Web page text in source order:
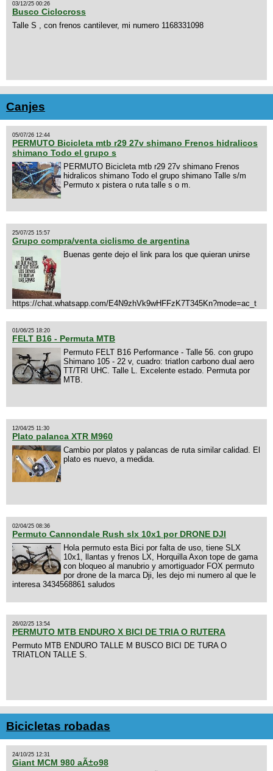
03/12/25 00:26
Busco Ciclocross
Talle S , con frenos cantilever, mi numero 1168331098
Canjes
05/07/26 12:44
PERMUTO Bicicleta mtb r29 27v shimano Frenos hidralicos
shimano Todo el grupo s
PERMUTO Bicicleta mtb r29 27v shimano Frenos
hidralicos shimano Todo el grupo shimano Talle s/m
Permuto x pistera o ruta talle s o m.
25/07/25 15:57
Grupo compra/venta ciclismo de argentina
Buenas gente dejo el link para los que quieran unirse
https://chat.whatsapp.com/E4N9zhVk9wHFFzK7T345Kn?mode=ac_t
01/06/25 18:20
FELT B16 - Permuta MTB
Permuto FELT B16 Performance - Talle 56. con grupo
Shimano 105 - 22 v, cuadro: triatlon carbono dual aero
TT/TRI UHC. Talle L. Excelente estado. Permuta por
MTB.
12/04/25 11:30
Plato palanca XTR M960
Cambio por platos y palancas de ruta similar calidad. El
plato es nuevo, a medida.
02/04/25 08:36
Permuto Cannondale Rush slx 10x1 por DRONE DJI
Hola permuto esta Bici por falta de uso, tiene SLX
10x1, llantas y frenos LX, Horquilla Axon tope de gama
con bloqueo al manubrio y amortiguador FOX permuto
por drone de la marca Dji, les dejo mi numero al que le
interesa 3434568861 saludos
26/02/25 13:54
PERMUTO MTB ENDURO X BICI DE TRIA O RUTERA
Permuto MTB ENDURO TALLE M BUSCO BICI DE TURA O
TRIATLON TALLE S.
Bicicletas robadas
24/10/25 12:31
Giant MCM 980 aÃ±o98